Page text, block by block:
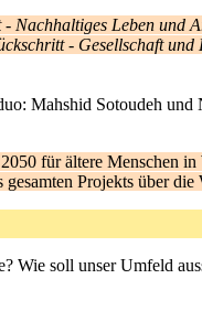
- Nachhaltiges Leben und
- Gesellschaft und
Mahshid Sotoudeh
für ältere Menschen
Projekts über die
soll unser Umfeld